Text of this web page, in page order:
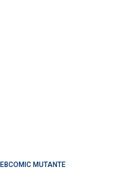
MUTANTE